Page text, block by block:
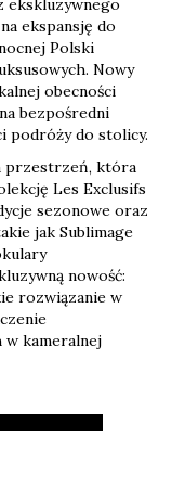
ekskluzywnego
ekspansję do
Polski
Nowy
obecności
bezpośredni
podróży do stolicy.
przestrzeń, która
Les Exclusifs
sezonowe oraz
jak Sublimage
nowość:
rozwiązanie w
w kameralnej